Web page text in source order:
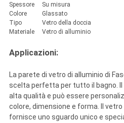
Spessore
Su misura
Colore
Glassato
Tipo
Vetro della doccia
Materiale
Vetro di alluminio
Applicazioni:
La parete di vetro di alluminio di
scelta perfetta per tutto il bagno.
alta qualità e può essere
colore, dimensione e forma. Il
fornisce uno sguardo unico e